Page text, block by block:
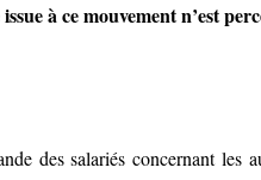
à ce mouvement n’est
des salariés concernant les